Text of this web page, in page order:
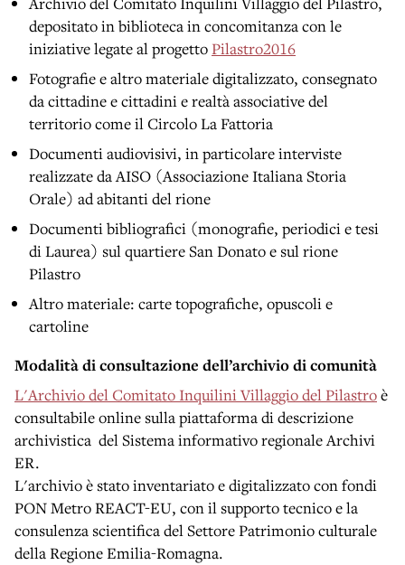
depositato in biblioteca in concomitanza con le
iniziative legate al progettoPilastro2016
Fotografie e altro materiale digitalizzato, consegnato
da cittadine e cittadini e realtà associative del
territorio come il Circolo La Fattoria
Documenti audiovisivi, in particolare interviste
realizzate da AISO (Associazione Italiana Storia
Orale) ad abitanti del rione
Documenti bibliografici (monografie, periodici e tesi
di Laurea) sul quartiere San Donato e sul rione
Pilastro
Altro materiale: carte topografiche, opuscoli e
cartoline
Modalità di consultazione dell’archivio di comunità
L'Archivio del Comitato Inquilini Villaggio del Pilastroè
consultabile online sulla piattaforma di descrizione
archivistica del Sistema informativo regionale Archivi
ER.
L'archivio è stato inventariato e digitalizzato con fondi
PON Metro REACT-EU, con il supporto tecnico e la
consulenza scientifica del Settore Patrimonio culturale
della Regione Emilia-Romagna.